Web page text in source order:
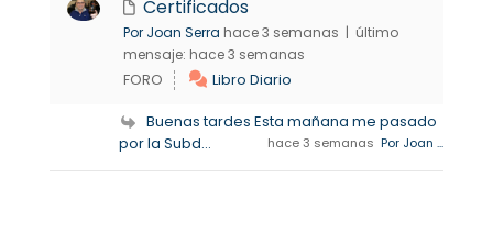
Certificados
Por Joan Serra hace 3 semanas | último
mensaje: hace 3 semanas
FORO
Libro Diario
Buenas tardes Esta mañana me pasado
por la Subd...
hace 3 semanas Por Joan ...